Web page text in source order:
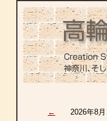
← 2026年8月